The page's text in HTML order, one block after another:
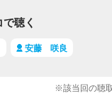
聴く
安藤 咲良
※該当回の聴